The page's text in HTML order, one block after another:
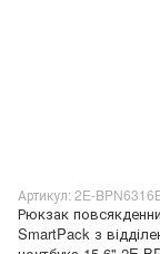
Артикул: 2E-
Рюкзак
SmartPack з